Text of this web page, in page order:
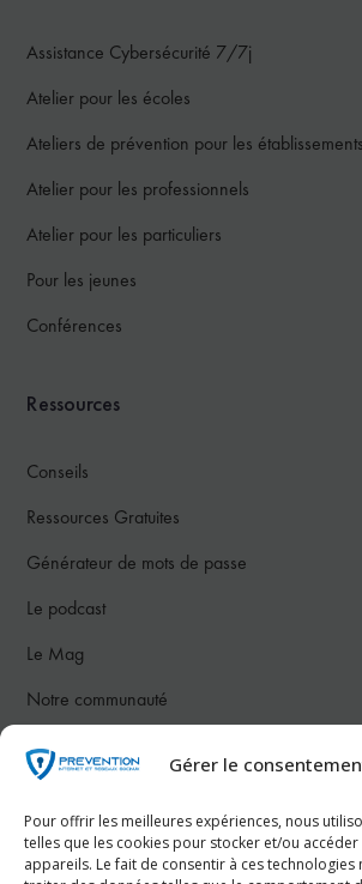
Gérer le
Pour offrir les meilleures expériences, nous
telles que les cookies pour stocker et/ou
appareils. Le fait de consentir à ces
Assistance Cybersécurité 7/7j
Atelier pour les écoles
Ateliers de prévention pour les
Atelier pour les professionnels
Atelier pour les particuliers
Pour les jeunes
Conférences
Ressources
Conseils
Ressources Gratuites
Générateur de mots de passe
Le podcast
Le Mag
Notre communauté
Nous contacter
Téléphone :07 78 26 50 83